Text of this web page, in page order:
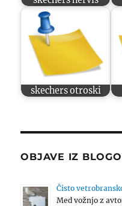
skechers otroski
OBJAVE IZ
Čisto
Med vožnjo z